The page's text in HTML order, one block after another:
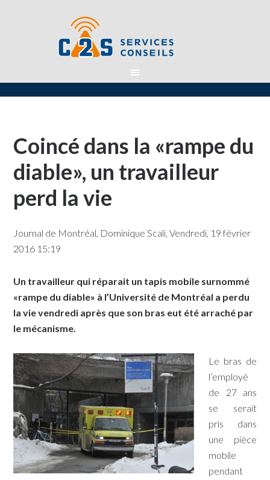
Coincé dans la «rampe du
diable», un travailleur
perd la vie
Journal de Montréal, Dominique Scali, Vendredi, 19 février
2016 15:19
Un travailleur qui réparait un tapis mobile surnommé
«rampe du diable» à l’Université de Montréal a perdu
la vie vendredi après que son bras eut été arraché par
le mécanisme.
Le bras de
l’employé
de 27 ans
se serait
pris dans
une pièce
mobile
pendant